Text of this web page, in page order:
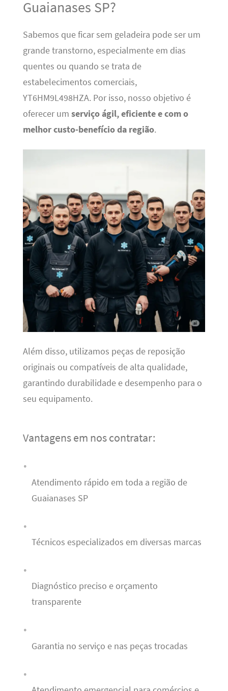
Guaianases SP?
Sabemos que ficar sem geladeira pode ser um
grande transtorno, especialmente em dias
quentes ou quando se trata de
estabelecimentos comerciais,
YT6HM9L498HZA. Por isso, nosso objetivo é
oferecer um serviço ágil, eficiente e com o
melhor custo-benefício da região.
Além disso, utilizamos peças de reposição
originais ou compatíveis de alta qualidade,
garantindo durabilidade e desempenho para o
seu equipamento.
Vantagens em nos contratar:
Atendimento rápido em toda a região de
Guaianases SP
Técnicos especializados em diversas marcas
Diagnóstico preciso e orçamento
transparente
Garantia no serviço e nas peças trocadas